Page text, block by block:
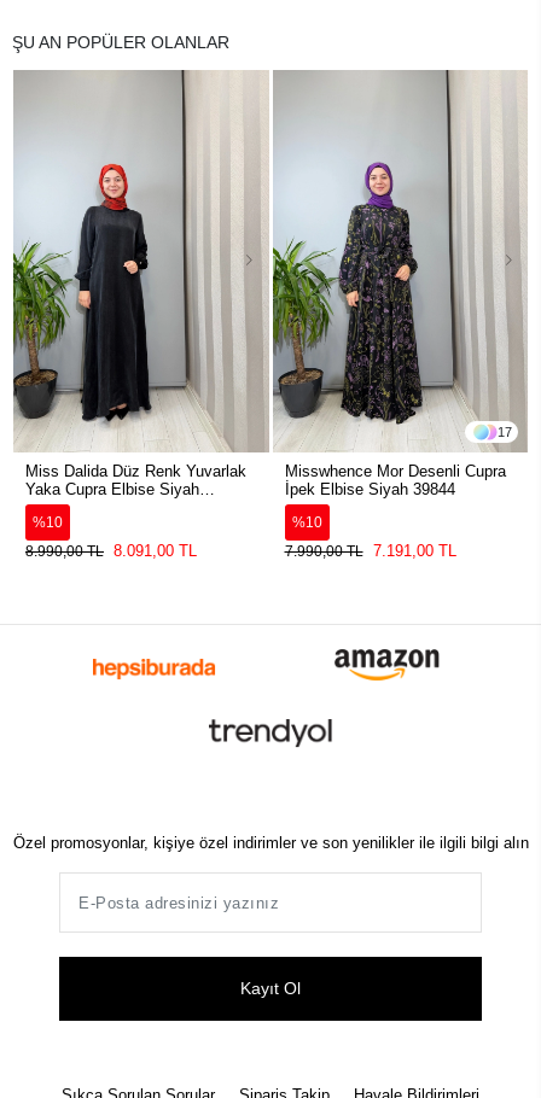
ŞU AN POPÜLER OLANLAR
Miss Dalida Düz Renk Yuvarlak
Yaka Cupra Elbise Siyah
2264304
%10
8.990,00 TL 8.091,00 TL
17
Misswhence Mor Desenli Cupra
İpek Elbise Siyah 39844
%10
7.990,00 TL
7.191,00 TL
Özel promosyonlar, kişiye özel indirimler ve son yenilikler ile ilgili bilgi alın
Kayıt Ol